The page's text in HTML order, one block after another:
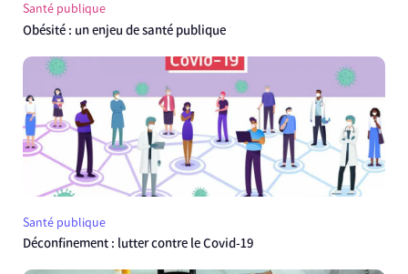
Santé publique
Obésité : un enjeu de santé publique
Santé publique
Déconfinement : lutter contre le Covid-19